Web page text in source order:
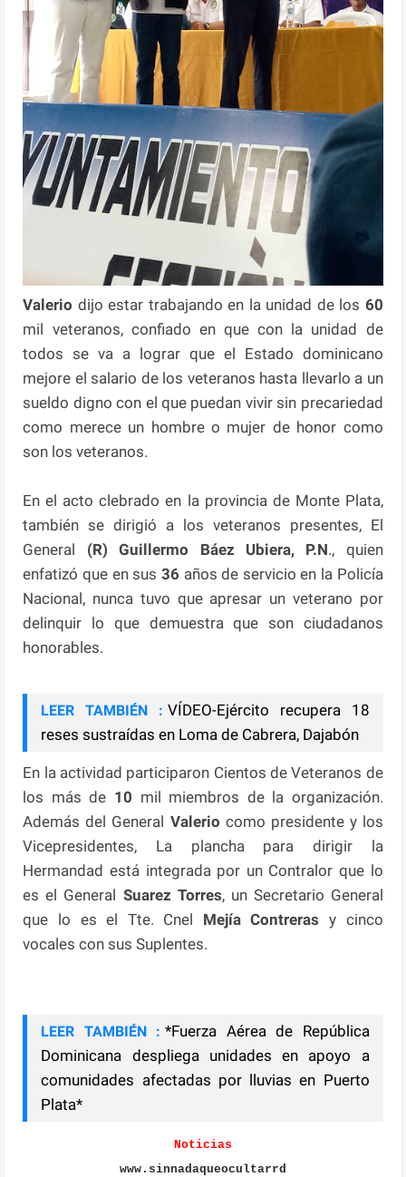
Valerio dijo estar trabajando en la unidad de los 60
mil veteranos, confiado en que con la unidad de
todos se va a lograr que el Estado dominicano
mejore el salario de los veteranos hasta llevarlo a un
sueldo digno con el que puedan vivir sin precariedad
como merece un hombre o mujer de honor como
son los veteranos.
En el acto clebrado en la provincia de Monte Plata,
también se dirigió a los veteranos presentes, El
General (R) Guillermo Báez Ubiera, P.N., quien
enfatizó que en sus 36 años de servicio en la Policía
Nacional, nunca tuvo que apresar un veterano por
delinquir lo que demuestra que son ciudadanos
honorables.
LEER TAMBIÉN : VÍDEO-Ejército recupera 18
reses sustraídas en Loma de Cabrera, Dajabón
En la actividad participaron Cientos de Veteranos de
los más de 10 mil miembros de la organización.
Además del General Valerio como presidente y los
Vicepresidentes, La plancha para dirigir la
Hermandad está integrada por un Contralor que lo
es el General Suarez Torres, un Secretario General
que lo es el Tte. Cnel Mejía Contreras y cinco
vocales con sus Suplentes.
LEER TAMBIÉN : *Fuerza Aérea de República
Dominicana despliega unidades en apoyo a
comunidades afectadas por lluvias en Puerto
Plata*
Noticias
www.sinnadaqueocultarrd